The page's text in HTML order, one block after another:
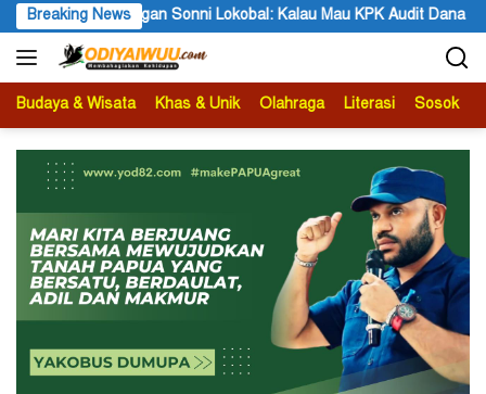
Langsung
ke
konten
Breaking News
Sonni Lokobal: Kalau Mau KPK Audit Dana Otsus Seluruh Tanah
Budaya & Wisata Khas & Unik Olahraga Literasi Sosok